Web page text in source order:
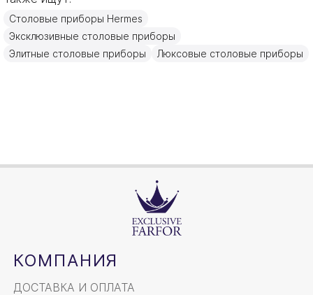
Страна производителя
Материал
Сталь
20см
Столовые приборы Hermes
Эксклюзивные столовые приборы
Элитные столовые приборы
Люксовые столовые приборы
КОМПАНИЯ
ДОСТАВКА И ОПЛАТА